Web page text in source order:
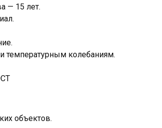
— 15 лет.
температурным колебаниям.
объектов.